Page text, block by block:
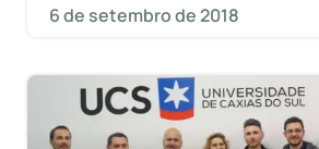
6 de setembro de 2018